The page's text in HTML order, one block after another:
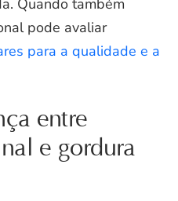
Quando também
pode avaliar
para a qualidade e a
entre
e gordura